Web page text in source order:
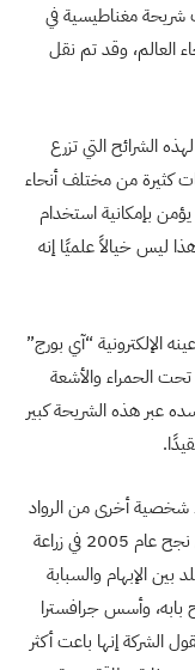
مون قد زرعت شريحة مغناطيسية في
العالم، وقد تم نقل
الشرائح التي تزرع
كثيرة من مختلف أنحاء
بإمكانية استخدام
ليس خيالاً علميًا إنه
الإلكترونية “آي بورج”
الحمراء والأشعة
عبر هذه الشريحة كبير
شخصية أخرى من الرواد
في مجال هذه التقنيات هو “أمال جرافسترا” الذي نجح عام 2005 في زراعة
الإبهام والسبابة
وأسس جرافسترا
إنها باعت أكثر